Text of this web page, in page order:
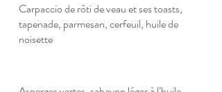
Carpaccio de rôti de veau et ses toasts,
tapenade, parmesan, cerfeuil, huile de
noisette